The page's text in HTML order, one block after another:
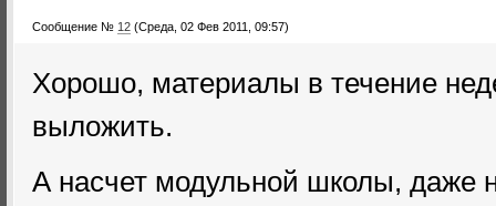
Сообщение № 12 (Среда, 02 Фев 2011, 09:57)
Хорошо, материалы в течение
выложить.
А насчет модульной школы, даже